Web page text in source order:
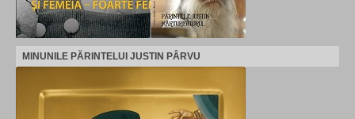
MINUNILE PĂRINTELUI JUSTIN PÂRVU